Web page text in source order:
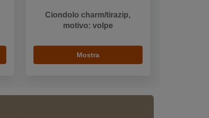
Ciondolo charm/tirazip,
motivo: volpe
Mostra